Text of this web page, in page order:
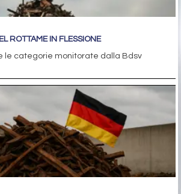
ROTTAME IN FLESSIONE
le categorie monitorate dalla Bdsv